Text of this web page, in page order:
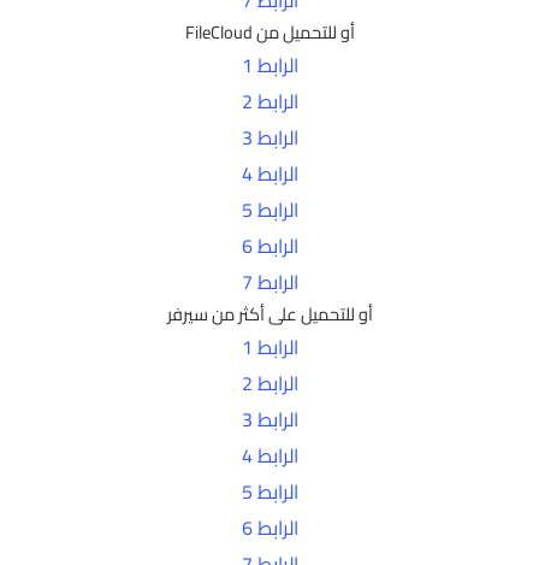
أو للتحميل من FileCloud
الرابط 1
الرابط 2
الرابط 3
الرابط 4
الرابط 5
الرابط 6
الرابط 7
أو للتحميل على أكثر من سيرفر
الرابط 1
الرابط 2
الرابط 3
الرابط 4
الرابط 5
الرابط 6